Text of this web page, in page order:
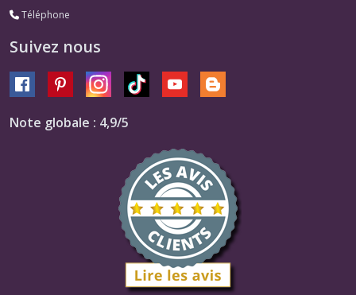
Téléphone
Suivez nous
Note globale : 4,9/5